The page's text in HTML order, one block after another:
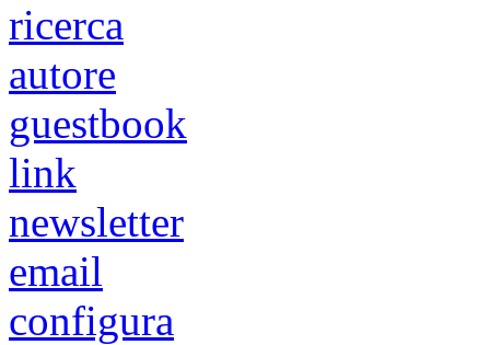
ricerca
autore
guestbook
link
newsletter
email
configura